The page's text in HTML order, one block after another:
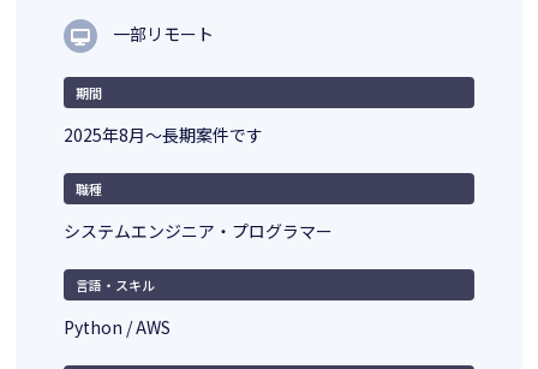
一部リモート
期間
2025年8月～長期案件です
職種
システムエンジニア・プログラマー
言語・スキル
Python / AWS